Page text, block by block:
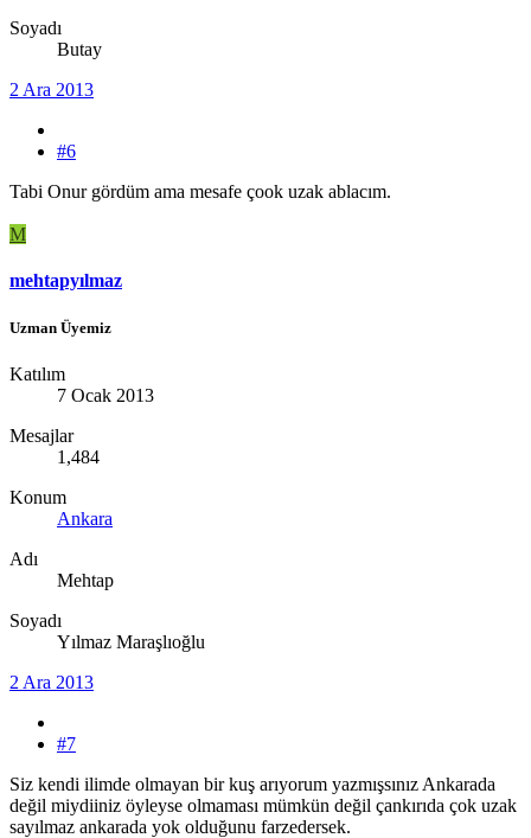
Soyadı
Butay
2 Ara 2013
#6
Tabi Onur gördüm ama mesafe çook uzak ablacım.
M
mehtapyılmaz
Uzman Üyemiz
Katılım
7 Ocak 2013
Mesajlar
1,484
Konum
Ankara
Adı
Mehtap
Soyadı
Yılmaz Maraşlıoğlu
2 Ara 2013
#7
Siz kendi ilimde olmayan bir kuş arıyorum yazmışsınız Ankarada
değil miydiiniz öyleyse olmaması mümkün değil çankırıda çok uzak
sayılmaz ankarada yok olduğunu farzedersek.